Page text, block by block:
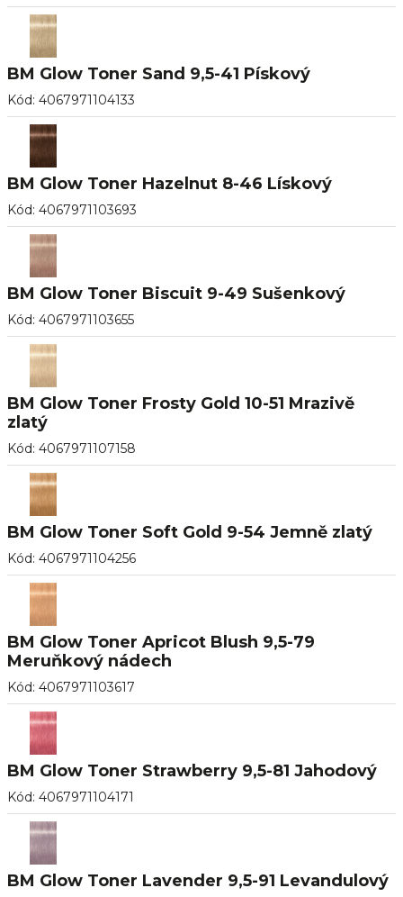
BM Glow Toner Sand 9,5-41 Pískový
Kód: 4067971104133
BM Glow Toner Hazelnut 8-46 Lískový
Kód: 4067971103693
BM Glow Toner Biscuit 9-49 Sušenkový
Kód: 4067971103655
BM Glow Toner Frosty Gold 10-51 Mrazivě
zlatý
Kód: 4067971107158
BM Glow Toner Soft Gold 9-54 Jemně zlatý
Kód: 4067971104256
BM Glow Toner Apricot Blush 9,5-79
Meruňkový nádech
Kód: 4067971103617
BM Glow Toner Strawberry 9,5-81 Jahodový
Kód: 4067971104171
BM Glow Toner Lavender 9,5-91 Levandulový